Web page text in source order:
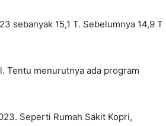
sebanyak 15,1 T. Sebelumnya 14,9 T
Tentu menurutnya ada program
Seperti Rumah Sakit Kopri,